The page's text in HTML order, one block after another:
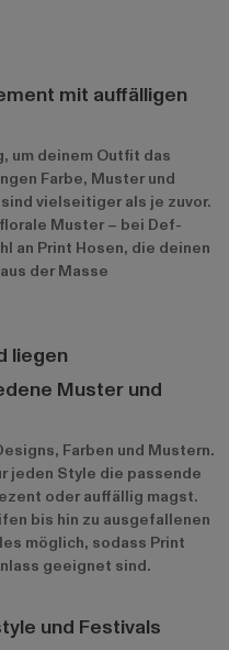
mit auffälligen
um deinem Outfit das
Farbe, Muster und
vielseitiger als je zuvor.
Muster – bei Def-
an Print Hosen, die deinen
der Masse
liegen
Muster und
Farben und Mustern.
jeden Style die passende
oder auffällig magst.
bis hin zu ausgefallenen
möglich, sodass Print
geeignet sind.
und Festivals